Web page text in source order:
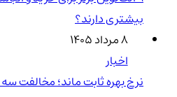
بیشتری دارند؟
۸ مرداد ۱۴۰۵
اخبار
نرخ بهره ثابت ماند؛ مخالفت